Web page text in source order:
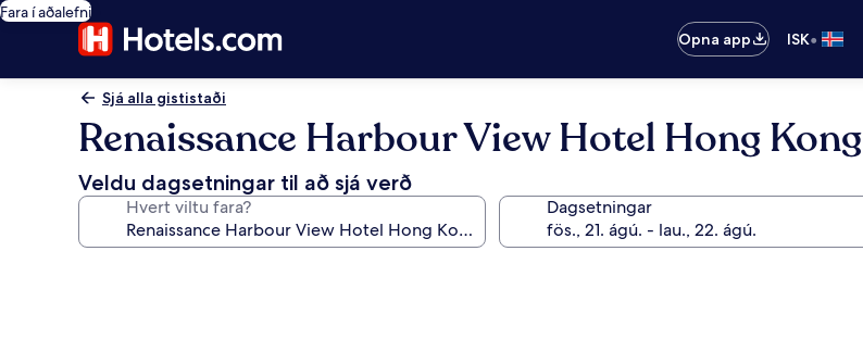
Fara í aðalefni
Opna app
ISK•
Sjá alla gististaði
Renaissance Harbour View Hotel Hong Kong
Veldu dagsetningar til að sjá verð
Hvert viltu fara? Dagsetningar